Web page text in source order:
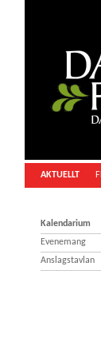
AKTUELLT
Kalendarium
Evenemang
Anslagstavlan